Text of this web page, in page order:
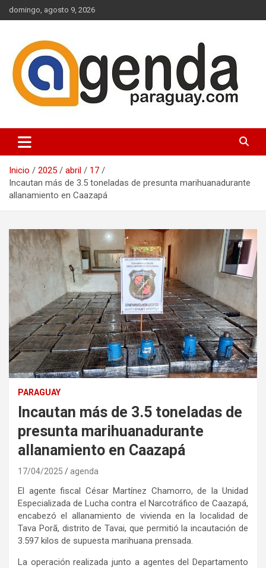
Saltar
al
domingo, agosto 9, 2026
Agenda Paraguay
Inicio 2025 abril
17
Incautan más de 3.5 toneladas de presunta marihuanadurante
allanamiento en Caazapá
PARAGUAY
Incautan más de 3.5 toneladas de
presunta marihuanadurante
allanamiento en Caazapá
17/04/2025 agenda
El agente fiscal César Martínez Chamorro, de la Unidad
Especializada de Lucha contra el Narcotráfico de Caazapá,
encabezó el allanamiento de vivienda en la localidad de
Tava Porã, distrito de Tavai, que permitió la incautación de
3.597 kilos de supuesta marihuana prensada.
La operación realizada junto a agentes del Departamento